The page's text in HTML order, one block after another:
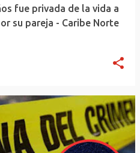
fue privada de la vida a
su pareja - Caribe Norte